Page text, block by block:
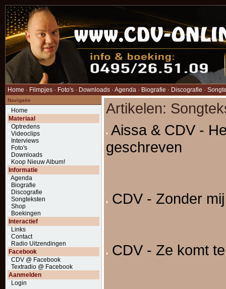
Home · Filmpjes · Foto's · Downloads · Agenda · Biografie · Discografie ·
Navigatie
Home
Materiaal
Optredens
Videoclips
Interviews
Foto's
Downloads
Koop Nieuw Album!
Informatie
Agenda
Biografie
Discografie
Songteksten
Shop
Boekingen
Interactief
Links
Contact
Radio Uitzendingen
Facebook
CDV @ Facebook
Textradio @ Facebook
Aanmelden
Login
Artikelen:
Aissa & CDV -
geschreven
CDV - Zonder mij
CDV - Ze komt